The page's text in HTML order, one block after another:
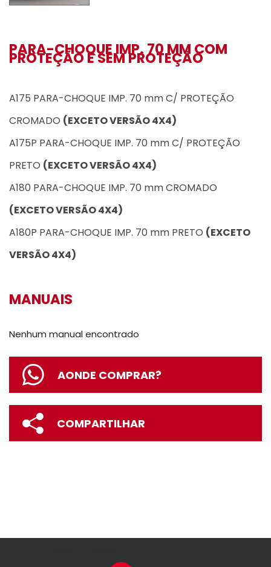
PARA-CHOQUE IMP. 70 MM COM
PROTEÇÃO E SEM PROTEÇÃO
A175 PARA-CHOQUE IMP. 70 mm C/ PROTEÇÃO
CROMADO (EXCETO VERSÃO 4X4)
A175P PARA-CHOQUE IMP. 70 mm C/ PROTEÇÃO
PRETO (EXCETO VERSÃO 4X4)
A180 PARA-CHOQUE IMP. 70 mm CROMADO
(EXCETO VERSÃO 4X4)
A180P PARA-CHOQUE IMP. 70 mm PRETO (EXCETO
VERSÃO 4X4)
MANUAIS
Nenhum manual encontrado
AONDE COMPRAR?
COMPARTILHAR